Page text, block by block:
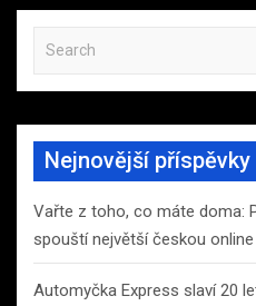
a
r
h
Nejnovější příspěvky
Vařte z toho, co máte doma:
spouští největší českou
Automyčka Express slaví 20